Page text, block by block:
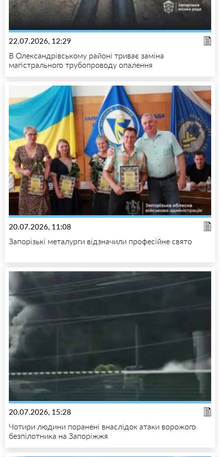
22.07.2026, 12:29
В Олександрівському районі триває заміна
магістрального трубопроводу опалення
20.07.2026, 11:08
Запорізькі металурги відзначили професійне свято
20.07.2026, 15:28
Чотири людини поранені внаслідок атаки ворожого
безпілотника на Запоріжжя